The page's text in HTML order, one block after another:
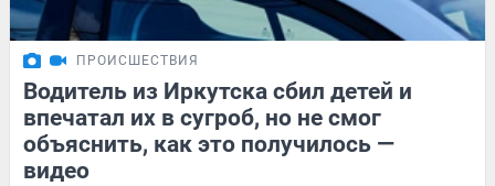
ПРОИСШЕСТВИЯ
Водитель из Иркутска сбил детей и
впечатал их в сугроб, но не смог
объяснить, как это получилось —
видео